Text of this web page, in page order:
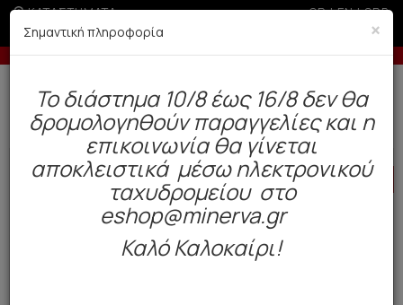
ΚΑΤΑΣΤΗΜΑΤΑ GR|EN|SRB
εκπτώσεων Έως 3 άτοκες δόσεις με πιστωτική
Δωρεάν αποστολή άνω των 49€. Παράδοση σε 3-5 εργάσιμες.
Γυναίκα Εσώρουχα Everyday Σλιπ
HOT
×
Σημαντική πληροφορία
To διάστημα 10/8 έως 16/8 δεν θα
δρομολογηθούν παραγγελίες και η
επικοινωνία θα γίνεται
αποκλειστικά μέσω ηλεκτρονικού
ταχυδρομείου στο
eshop@minerva.gr
Καλό Καλοκαίρι!